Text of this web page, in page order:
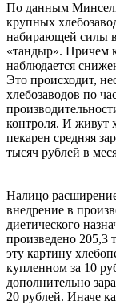
По данным
крупных
набирающей силы
«тандыр». Причем
наблюдается
Это происходит,
хлебозаводов по
контроля. И живут
пекарен средняя
тысяч рублей в
Налицо
внедрение в
диетического
произведено 205,3
эту картину
купленном за 10
дополнительно
20 рублей. Иначе